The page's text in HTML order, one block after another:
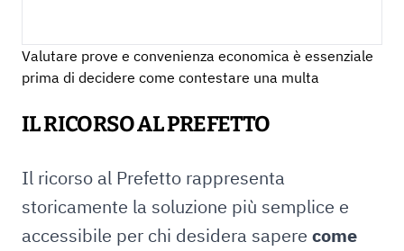
Valutare prove e convenienza economica è essenziale
prima di decidere come contestare una multa
IL RICORSO AL PREFETTO
Il ricorso al Prefetto rappresenta
storicamente la soluzione più semplice e
accessibile per chi desidera sapere come